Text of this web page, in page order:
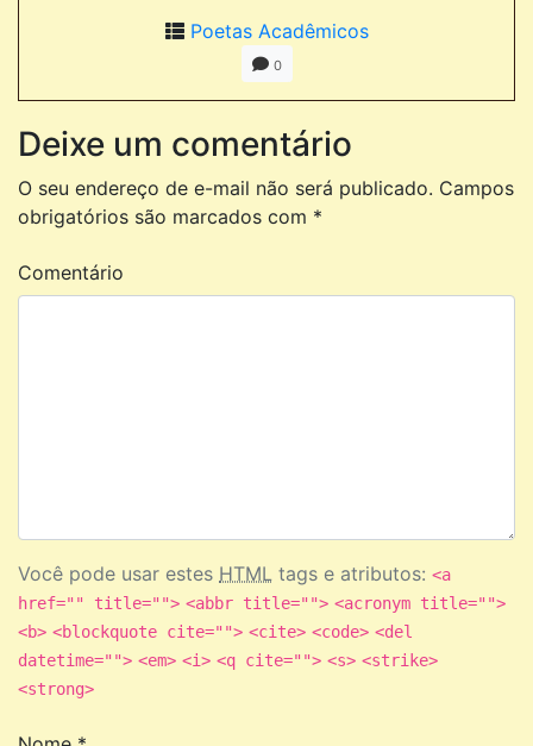
Poetas Acadêmicos
0
Deixe um comentário
O seu endereço de e-mail não será publicado. Campos
obrigatórios são marcados com *
Comentário
Você pode usar estes HTML tags e atributos: <a
href="" title=""> <abbr title=""> <acronym title="">
<b> <blockquote cite=""> <cite> <code> <del
datetime=""> <em> <i> <q cite=""> <s> <strike>
<strong>